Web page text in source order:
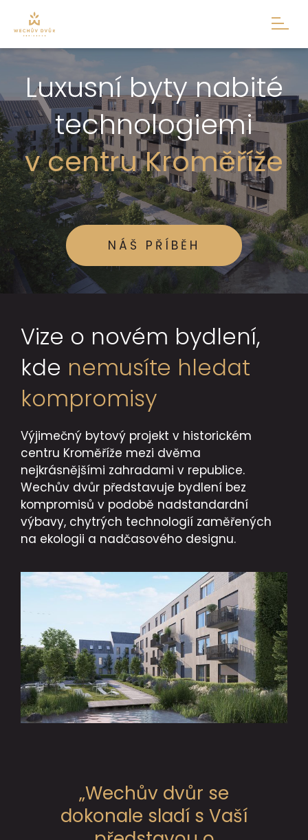
Luxusní byty nabité
technologiemi
v centru Kroměříže
NÁŠ PŘÍBĚH
Vize o novém bydlení,
kde nemusíte hledat
kompromisy
Výjimečný bytový projekt v historickém
centru Kroměříže mezi dvěma
nejkrásnějšími zahradami v republice.
Wechův dvůr představuje bydlení bez
kompromisů v podobě nadstandardní
výbavy, chytrých technologií zaměřených
na ekologii a nadčasového designu.
„Wechův dvůr se
dokonale sladí s Vaší